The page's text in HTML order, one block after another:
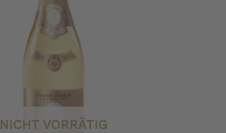
NICHT VORRÄTIG